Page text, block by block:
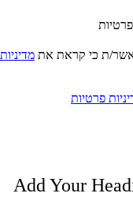
ת כי קראת את
פרטיות
Add Your